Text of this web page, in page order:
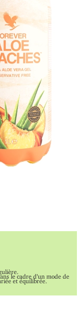
le cadre d’un mode de
et équilibrée.